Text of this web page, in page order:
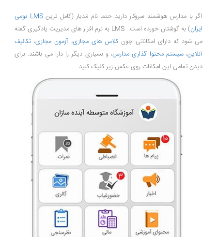
اگر با مدارس هوشمند سروکار دارید حتما نام مَدیار (کامل ترین
LMS بومی
ایران
) به گوشتان خورده است. LMS به نرم افزار های مدیریت یادگیری گفته
می شود که دارای امکاناتی چونکلاس های مجازی، آزمون مجازی، تکالیف
آنلاین،سیستم محتوا گذاری مدارس، و بسیاری دیگر را دارا می باشند. برای
دیدن تمامی این امکانات روی عکس زیر کلیک کنید